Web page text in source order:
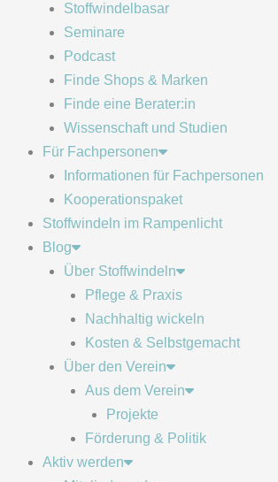
Stoffwindelbasar
Seminare
Podcast
Finde Shops & Marken
Finde eine Berater:in
Wissenschaft und Studien
Für Fachpersonen
Informationen für Fachpersonen
Kooperationspaket
Stoffwindeln im Rampenlicht
Blog
Über Stoffwindeln
Pflege & Praxis
Nachhaltig wickeln
Kosten & Selbstgemacht
Über den Verein
Aus dem Verein
Projekte
Förderung & Politik
Aktiv werden